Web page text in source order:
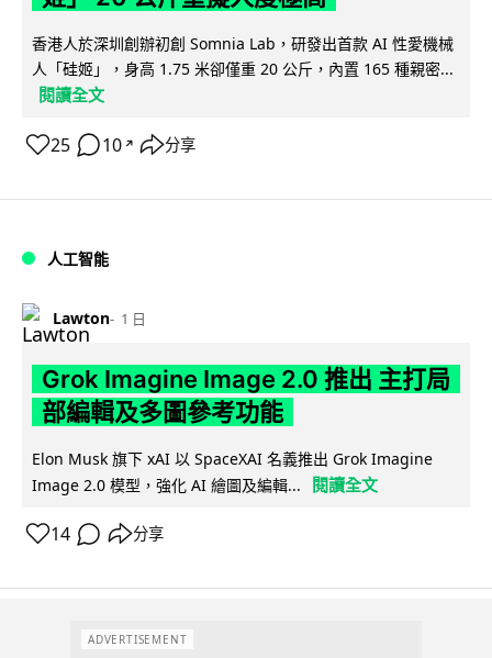
香港人於深圳創辦初創 Somnia Lab，研發出首款 AI 性愛機械
人「硅姬」，身高 1.75 米卻僅重 20 公斤，內置 165 種親密...
閱讀全文
25 10 ↗ 分享
人工智能
Lawton 1 日
Grok Imagine Image 2.0 推出 主打局
部編輯及多圖參考功能
Elon Musk 旗下 xAI 以 SpaceXAI 名義推出 Grok Imagine
Image 2.0 模型，強化 AI 繪圖及編輯...
閱讀全文
14 分享
ADVERTISEMENT